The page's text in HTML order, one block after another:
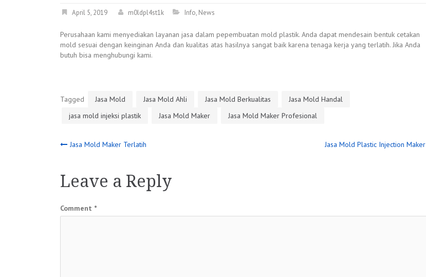
April 5, 2019 m0ldpl4st1k Info, News
Perusahaan kami menyediakan layanan jasa dalam pepembuatan mold plastik. Anda dapat mendesain bentuk cetakan
mold sesuai dengan keinginan Anda dan kualitas atas hasilnya sangat baik karena tenaga kerja yang terlatih. Jika Anda
butuh bisa menghubungi kami.
Tagged Jasa Mold Jasa Mold Ahli Jasa Mold Berkualitas
Jasa Mold Handal
jasa mold injeksi plastik
Jasa Mold Maker Jasa Mold Maker Profesional
Post
navigation
Jasa Mold Maker Terlatih Jasa Mold Plastic Injection Maker
Leave a Reply
Comment *